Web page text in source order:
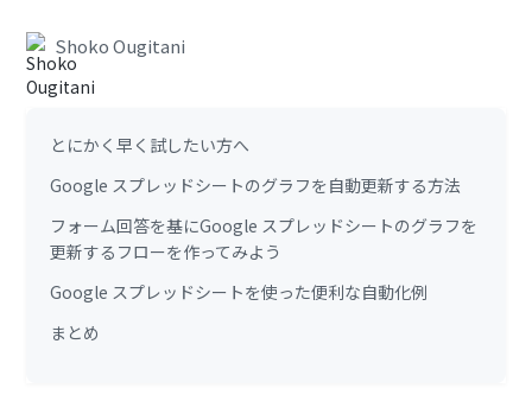
Shoko Ougitani
とにかく早く試したい方へ
Google スプレッドシートのグラフを自動更新する方法
フォーム回答を基にGoogle スプレッドシートのグラフを
更新するフローを作ってみよう
Google スプレッドシートを使った便利な自動化例
まとめ